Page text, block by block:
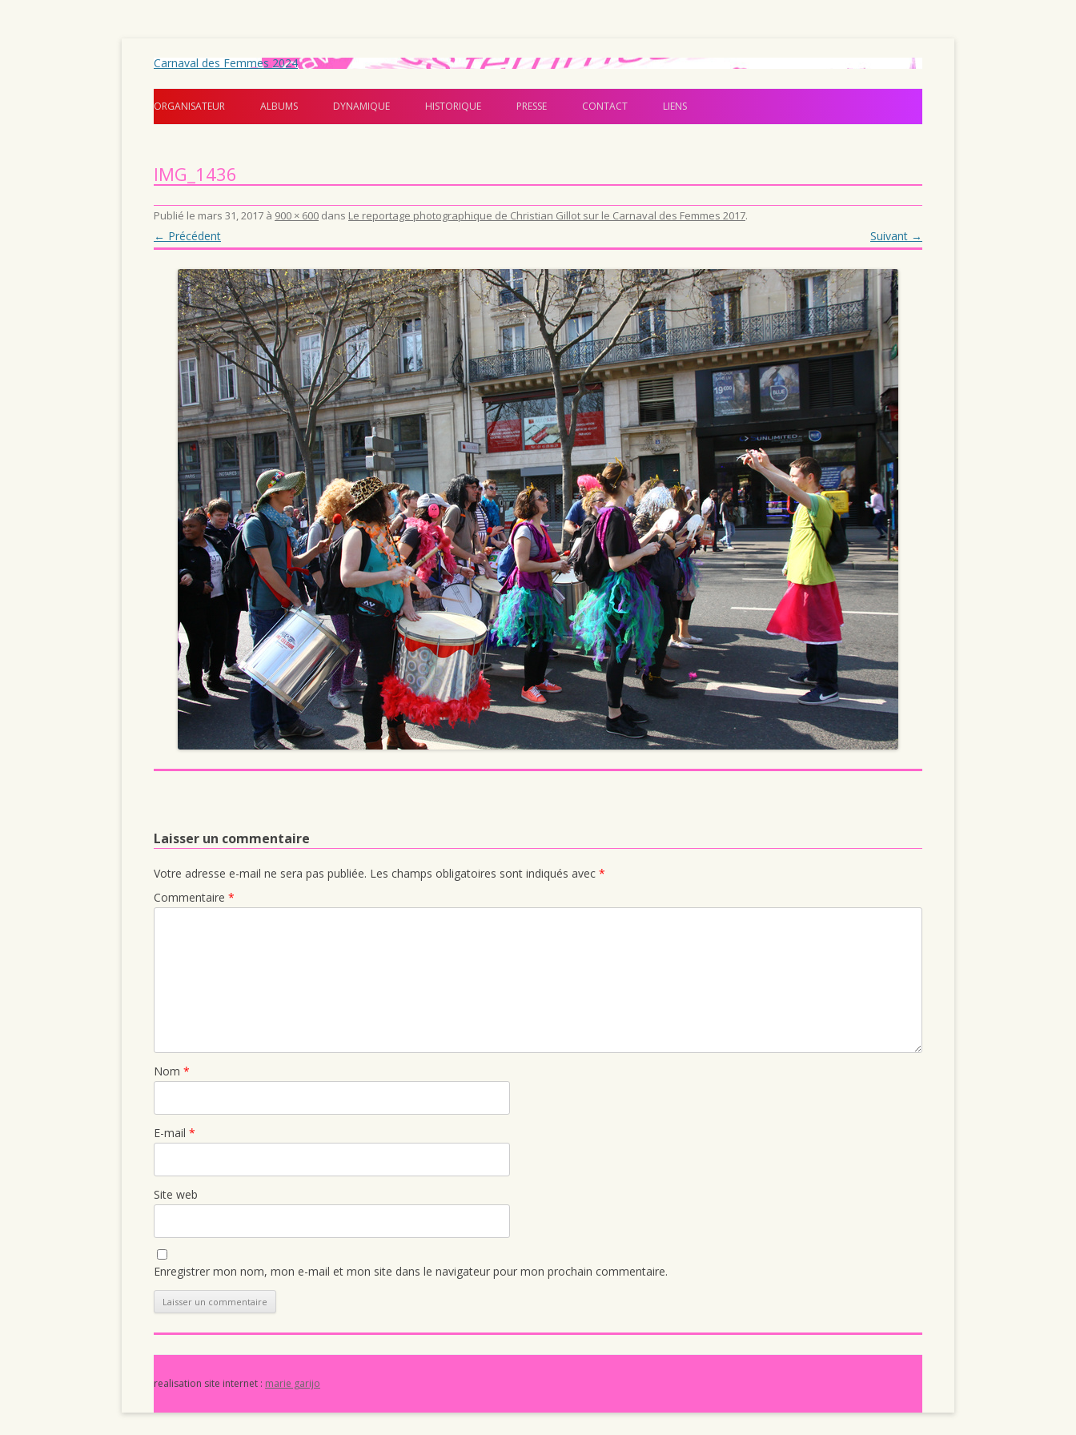
Carnaval des Femmes 2024
Aller au contenu principal
ORGANISATEUR ALBUMS DYNAMIQUE HISTORIQUE PRESSE CONTACT LIENS
IMG_1436
Publié le mars 31, 2017 à 900 × 600 dans Le reportage photographique de Christian Gillot sur le Carnaval des Femmes 2017.
← Précédent Suivant →
Laisser un commentaire
Votre adresse e-mail ne sera pas publiée. Les champs obligatoires sont indiqués avec *
Commentaire *
Nom *
E-mail *
Site web
Enregistrer mon nom, mon e-mail et mon site dans le navigateur pour mon prochain commentaire.
realisation site internet : marie garijo